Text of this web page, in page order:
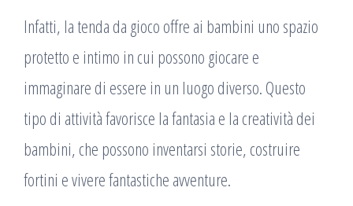
Infatti, la tenda da gioco offre ai bambini uno spazio
protetto e intimo in cui possono giocare e
immaginare di essere in un luogo diverso. Questo
tipo di attività favorisce la fantasia e la creatività dei
bambini, che possono inventarsi storie, costruire
fortini e vivere fantastiche avventure.